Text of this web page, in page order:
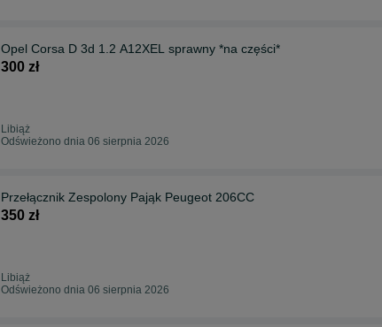
Opel Corsa D 3d 1.2 A12XEL sprawny *na części*
300 zł
Libiąż
Odświeżono dnia 06 sierpnia 2026
Przełącznik Zespolony Pająk Peugeot 206CC
350 zł
Libiąż
Odświeżono dnia 06 sierpnia 2026